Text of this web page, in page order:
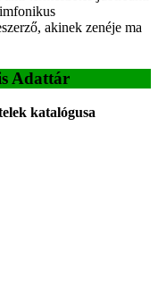
akinek zenéje ma
Adattár
katalógusa